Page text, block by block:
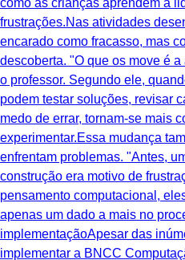
como as crianças aprendem a
frustrações.Nas atividades
encarado como fracasso, mas
descoberta. "O que os move é
o professor. Segundo ele,
podem testar soluções, revisar
medo de errar, tornam-se mais
experimentar.Essa mudança
enfrentam problemas. "Antes,
construção era motivo de
pensamento computacional,
apenas um dado a mais no
implementaçãoApesar das
implementar a BNCC